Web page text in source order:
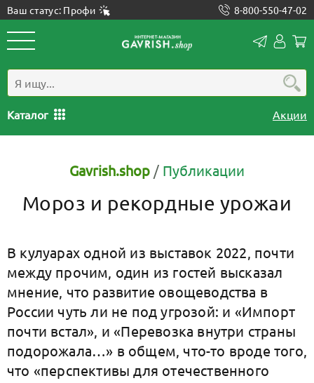
Ваш статус: Профи 8-800-550-47-02
Каталог Акции
Gavrish.shop / Публикации
Мороз и рекордные урожаи
В кулуарах одной из выставок 2022, почти
между прочим, один из гостей высказал
мнение, что развитие овощеводства в
России чуть ли не под угрозой: и «Импорт
почти встал», и «Перевозка внутри страны
подорожала…» в общем, что-то вроде того,
что «перспективы для отечественного